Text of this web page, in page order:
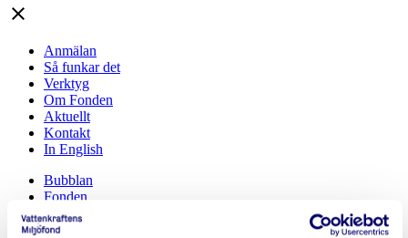
close
Anmälan
Så funkar det
Verktyg
Om Fonden
Aktuellt
Kontakt
In English
Bubblan
Fonden
Forskning och utveckling
Genomförda projekt